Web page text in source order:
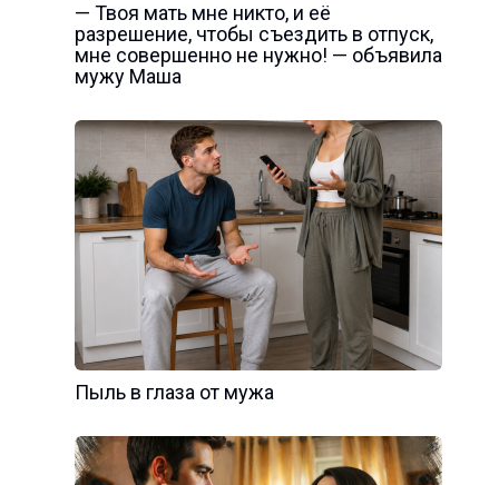
— Твоя мать мне никто, и её
разрешение, чтобы съездить в отпуск,
мне совершенно не нужно! — объявила
мужу Маша
Пыль в глаза от мужа